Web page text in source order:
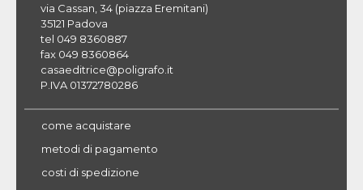
via Cassan, 34 (piazza Eremitani)
35121 Padova
tel 049 8360887
fax 049 8360864
casaeditrice@poligrafo.it
P.IVA 01372780286
come acquistare
metodi di pagamento
costi di spedizione